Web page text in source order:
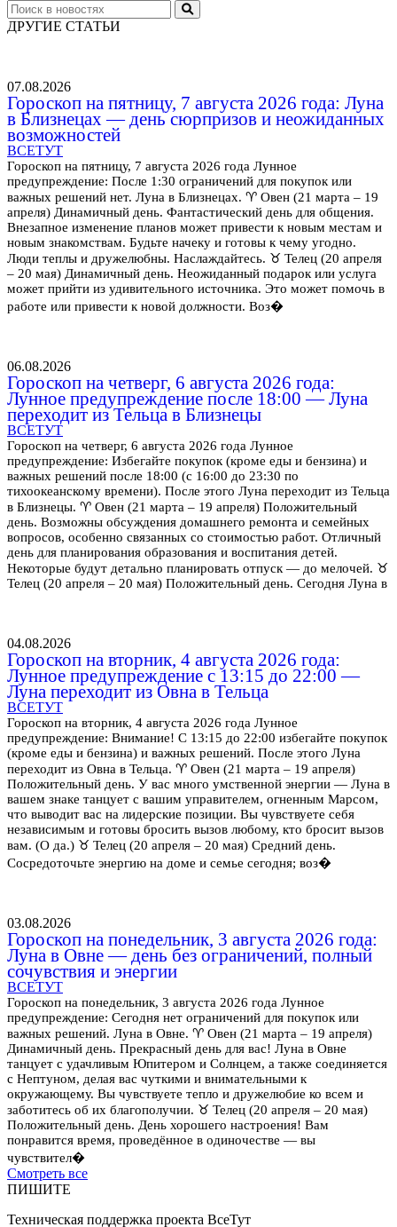
ДРУГИЕ СТАТЬИ
07.08.2026
Гороскоп на пятницу, 7 августа 2026 года: Луна
в Близнецах — день сюрпризов и неожиданных
возможностей
ВСЕТУТ
Гороскоп на пятницу, 7 августа 2026 года Лунное
предупреждение: После 1:30 ограничений для покупок или
важных решений нет. Луна в Близнецах. ♈ Овен (21 марта – 19
апреля) Динамичный день. Фантастический день для общения.
Внезапное изменение планов может привести к новым местам и
новым знакомствам. Будьте начеку и готовы к чему угодно.
Люди теплы и дружелюбны. Наслаждайтесь. ♉ Телец (20 апреля
– 20 мая) Динамичный день. Неожиданный подарок или услуга
может прийти из удивительного источника. Это может помочь в
работе или привести к новой должности. Воз�
06.08.2026
Гороскоп на четверг, 6 августа 2026 года:
Лунное предупреждение после 18:00 — Луна
переходит из Тельца в Близнецы
ВСЕТУТ
Гороскоп на четверг, 6 августа 2026 года Лунное
предупреждение: Избегайте покупок (кроме еды и бензина) и
важных решений после 18:00 (с 16:00 до 23:30 по
тихоокеанскому времени). После этого Луна переходит из Тельца
в Близнецы. ♈ Овен (21 марта – 19 апреля) Положительный
день. Возможны обсуждения домашнего ремонта и семейных
вопросов, особенно связанных со стоимостью работ. Отличный
день для планирования образования и воспитания детей.
Некоторые будут детально планировать отпуск — до мелочей. ♉
Телец (20 апреля – 20 мая) Положительный день. Сегодня Луна в
04.08.2026
Гороскоп на вторник, 4 августа 2026 года:
Лунное предупреждение с 13:15 до 22:00 —
Луна переходит из Овна в Тельца
ВСЕТУТ
Гороскоп на вторник, 4 августа 2026 года Лунное
предупреждение: Внимание! С 13:15 до 22:00 избегайте покупок
(кроме еды и бензина) и важных решений. После этого Луна
переходит из Овна в Тельца. ♈ Овен (21 марта – 19 апреля)
Положительный день. У вас много умственной энергии — Луна в
вашем знаке танцует с вашим управителем, огненным Марсом,
что выводит вас на лидерские позиции. Вы чувствуете себя
независимым и готовы бросить вызов любому, кто бросит вызов
вам. (О да.) ♉ Телец (20 апреля – 20 мая) Средний день.
Сосредоточьте энергию на доме и семье сегодня; воз�
03.08.2026
Гороскоп на понедельник, 3 августа 2026 года:
Луна в Овне — день без ограничений, полный
сочувствия и энергии
ВСЕТУТ
Гороскоп на понедельник, 3 августа 2026 года Лунное
предупреждение: Сегодня нет ограничений для покупок или
важных решений. Луна в Овне. ♈ Овен (21 марта – 19 апреля)
Динамичный день. Прекрасный день для вас! Луна в Овне
танцует с удачливым Юпитером и Солнцем, а также соединяется
с Нептуном, делая вас чуткими и внимательными к
окружающему. Вы чувствуете тепло и дружелюбие ко всем и
заботитесь об их благополучии. ♉ Телец (20 апреля – 20 мая)
Положительный день. День хорошего настроения! Вам
понравится время, проведённое в одиночестве — вы
чувствител�
Смотреть все
ПИШИТЕ
Техническая поддержка проекта ВсеТут